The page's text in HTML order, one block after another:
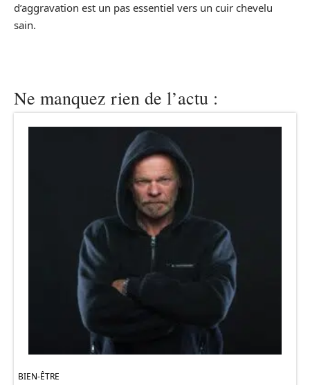
d’aggravation est un pas essentiel vers un cuir chevelu
sain.
Ne manquez rien de l’actu :
BIEN-ÊTRE